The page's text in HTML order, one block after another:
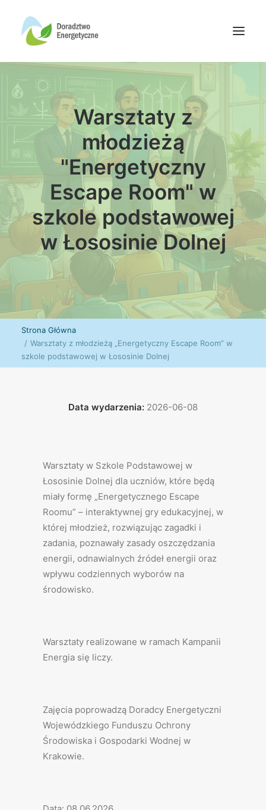
Oferta doradców
Aktualności
Wydarzenia
Oferta finansowania
Media
Kontakt
Wyszukiwanie
Warsztaty z
młodzieżą
"Energetyczny
Escape Room" w
szkole podstawowej
w Łososinie Dolnej
Strona Główna
Warsztaty z młodzieżą „Energetyczny Escape Room” w
szkole podstawowej w Łososinie Dolnej
Data wydarzenia: 2026-06-08
Warsztaty w Szkole Podstawowej w
Łososinie Dolnej dla uczniów, które będą
miały formę „Energetycznego Escape
Roomu” – interaktywnej gry edukacyjnej, w
której młodzież, rozwiązując zagadki i
zadania, poznawały zasady oszczędzania
energii, odnawialnych źródeł energii oraz
wpływu codziennych wyborów na
środowisko.
Warsztaty realizowane w ramach Kampanii
Energia się liczy.
Zajęcia poprowadzą Doradcy Energetyczni
Wojewódzkiego Funduszu Ochrony
Środowiska i Gospodarki Wodnej w
Krakowie.